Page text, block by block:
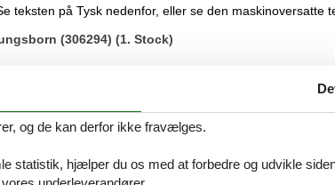
teksten på Tysk nedenfor, eller se den maskinoversatte
(306294) (1. Stock)
sich im 1. Obergeschoss, ist ca. 61 m² groß und
2. Schlafzimmer ist mit einem Etagenbett ausgestattet.
sowie eine Couch. Die
verfügt über allen Komfort .
Smart-TV und eine kleine Hifi-Anlage.
og de kan derfor ikke fravælges.
statistik, hjælper du os med at forbedre og udvikle